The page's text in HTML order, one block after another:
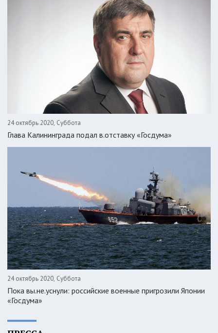
24 октябрь 2020, Суббота
Глава Калининграда подал в.отставку «Госдума»
24 октябрь 2020, Суббота
Пока вы.не.уснули: российские военные пригрозили Японии
«Госдума»